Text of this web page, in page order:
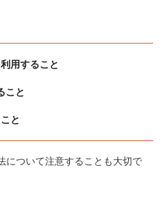
用すること
こと
と
について注意することも大切で